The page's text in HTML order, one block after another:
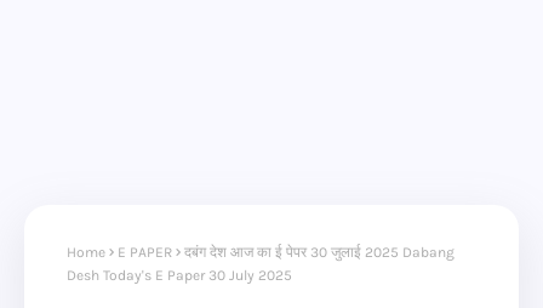
Home E PAPER
दबंग देश आज का ई पेपर 30 जुलाई 2025 Dabang
Desh Today's E Paper 30 July 2025